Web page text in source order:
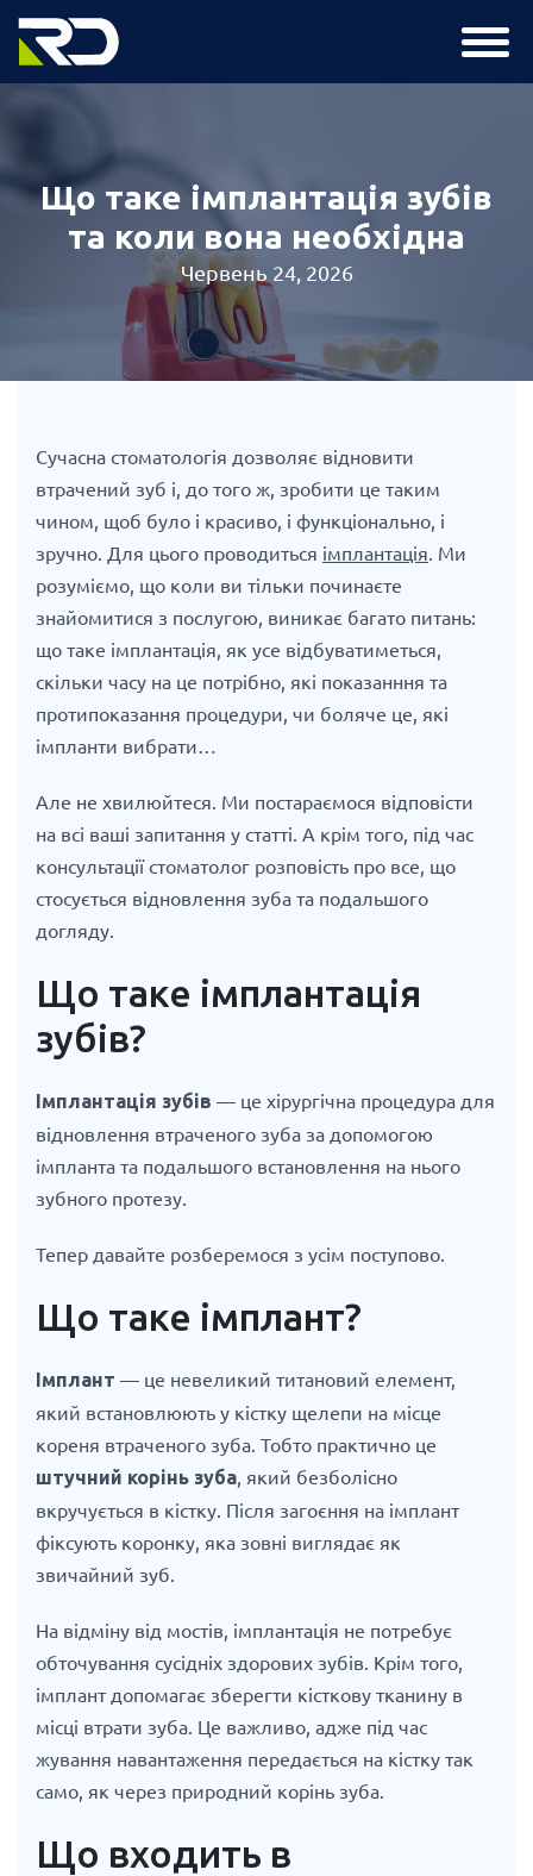
Що таке імплантація зубів
та коли вона необхідна
Червень 24, 2026
Сучасна стоматологія дозволяє відновити
втрачений зуб і, до того ж, зробити це таким
чином, щоб було і красиво, і функціонально, і
зручно. Для цього проводиться імплантація. Ми
розуміємо, що коли ви тільки починаєте
знайомитися з послугою, виникає багато питань:
що таке імплантація, як усе відбуватиметься,
скільки часу на це потрібно, які показанння та
протипоказання процедури, чи боляче це, які
імпланти вибрати…
Але не хвилюйтеся. Ми постараємося відповісти
на всі ваші запитання у статті. А крім того, під час
консультації стоматолог розповість про все, що
стосується відновлення зуба та подальшого
догляду.
Що таке імплантація
зубів?
Імплантація зубів — це хірургічна процедура для
відновлення втраченого зуба за допомогою
імпланта та подальшого встановлення на нього
зубного протезу.
Тепер давайте розберемося з усім поступово.
Що таке імплант?
Імплант — це невеликий титановий елемент,
який встановлюють у кістку щелепи на місце
кореня втраченого зуба. Тобто практично це
штучний корінь зуба, який безболісно
вкручується в кістку. Після загоєння на імплант
фіксують коронку, яка зовні виглядає як
звичайний зуб.
На відміну від мостів, імплантація не потребує
обточування сусідніх здорових зубів. Крім того,
імплант допомагає зберегти кісткову тканину в
місці втрати зуба. Це важливо, адже під час
жування навантаження передається на кістку так
само, як через природний корінь зуба.
Що входить в